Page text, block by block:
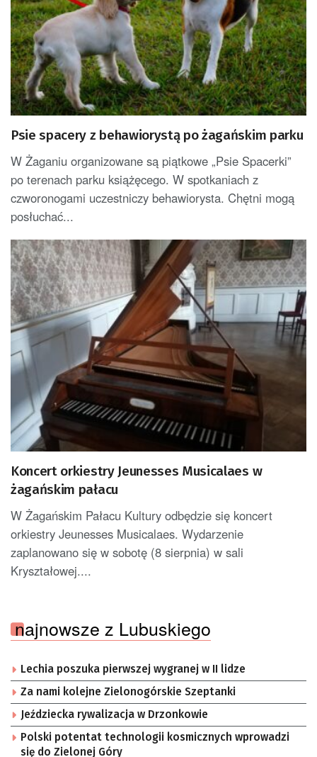
Psie spacery z behawiorystą po żagańskim parku
W Żaganiu organizowane są piątkowe „Psie Spacerki”
po terenach parku książęcego. W spotkaniach z
czworonogami uczestniczy behawiorysta. Chętni mogą
posłuchać...
Koncert orkiestry Jeunesses Musicalaes w
żagańskim pałacu
W Żagańskim Pałacu Kultury odbędzie się koncert
orkiestry Jeunesses Musicalaes. Wydarzenie
zaplanowano się w sobotę (8 sierpnia) w sali
Kryształowej....
najnowsze z Lubuskiego
Lechia poszuka pierwszej wygranej w II lidze
Za nami kolejne Zielonogórskie Szeptanki
Jeździecka rywalizacja w Drzonkowie
Polski potentat technologii kosmicznych wprowadzi
się do Zielonej Góry